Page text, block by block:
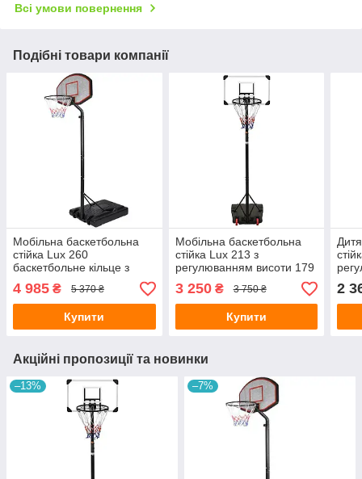
Всі умови повернення
Подібні товари компанії
Мобільна баскетбольна
стійка Lux 260
баскетбольне кільце з
регулюванням висоти
4 985 ₴ 5 370 ₴
Купити
Мобільна баскетбольна
стійка Lux 213 з
регулюванням висоти 179
— 213 см
3 250₴ 3 750 ₴
Купити
2
Акційні пропозиції та новинки
–13% –7%